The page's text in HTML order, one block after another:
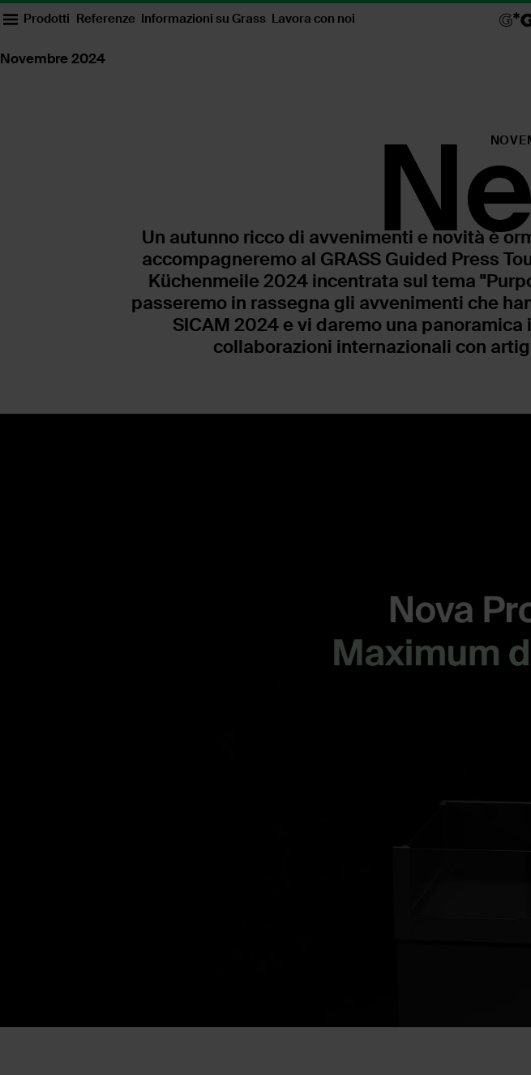
Prodotti Referenze Informazioni su Grass Lavora con noi
Novembre 2024
Un autunno ricco di avvenimenti e novità è
accompagneremo al GRASS Guided Press
Küchenmeile 2024 incentrata sul tema
passeremo in rassegna gli avvenimenti che
SICAM 2024 e vi daremo una
collaborazioni internazionali con